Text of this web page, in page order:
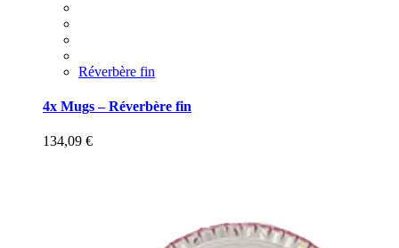
Réverbère fin
4x Mugs – Réverbère fin
134,09 €